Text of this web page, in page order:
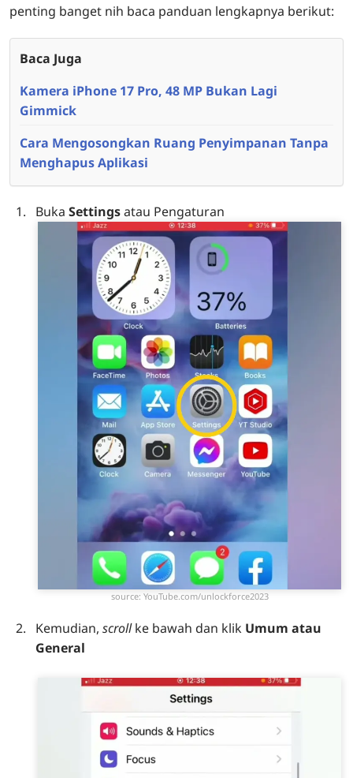
penting banget nih baca panduan lengkapnya berikut:
Baca Juga
Kamera iPhone 17 Pro, 48 MP Bukan Lagi
Gimmick
Cara Mengosongkan Ruang Penyimpanan Tanpa
Menghapus Aplikasi
Buka Settingsatau Pengaturan
source: YouTube.com/unlockforce2023
Kemudian, scrollke bawah dan klik Umum atau
General